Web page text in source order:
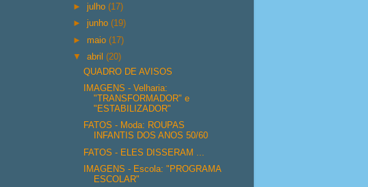
►julho(17)
►junho(19)
► maio(17)
▼abril(20)
QUADRO DE AVISOS
IMAGENS - Velharia:
"TRANSFORMADOR" e
"ESTABILIZADOR"
FATOS - Moda: ROUPAS
INFANTIS DOS ANOS 50/60
FATOS - ELES DISSERAM ...
IMAGENS - Escola: "PROGRAMA
ESCOLAR"